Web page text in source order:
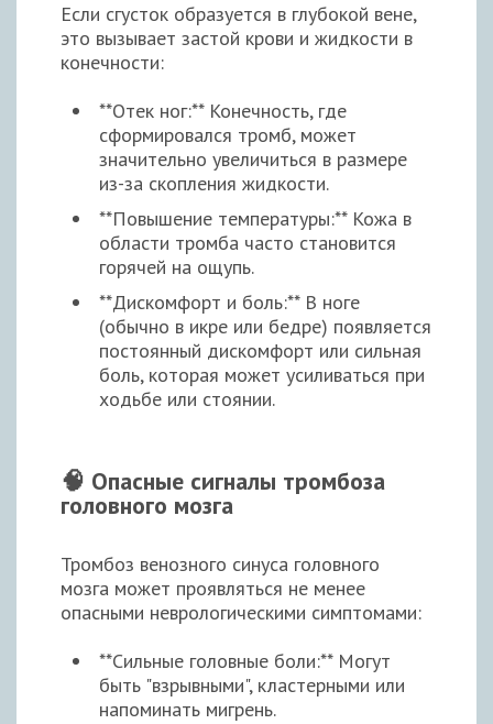
Если сгусток образуется в глубокой вене,
это вызывает застой крови и жидкости в
конечности:
**Отек ног:** Конечность, где
сформировался тромб, может
значительно увеличиться в размере
из-за скопления жидкости.
**Повышение температуры:** Кожа в
области тромба часто становится
горячей на ощупь.
**Дискомфорт и боль:** В ноге
(обычно в икре или бедре) появляется
постоянный дискомфорт или сильная
боль, которая может усиливаться при
ходьбе или стоянии.
🧠 Опасные сигналы тромбоза
головного мозга
Тромбоз венозного синуса головного
мозга может проявляться не менее
опасными неврологическими симптомами:
**Сильные головные боли:** Могут
быть "взрывными", кластерными или
напоминать мигрень.